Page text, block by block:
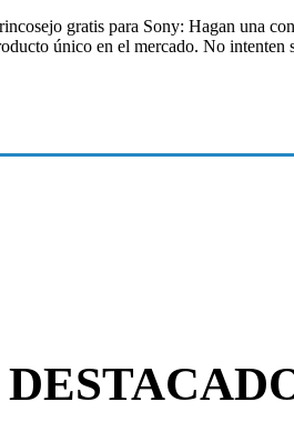
gratis para Sony: Hagan una
único en el mercado. No